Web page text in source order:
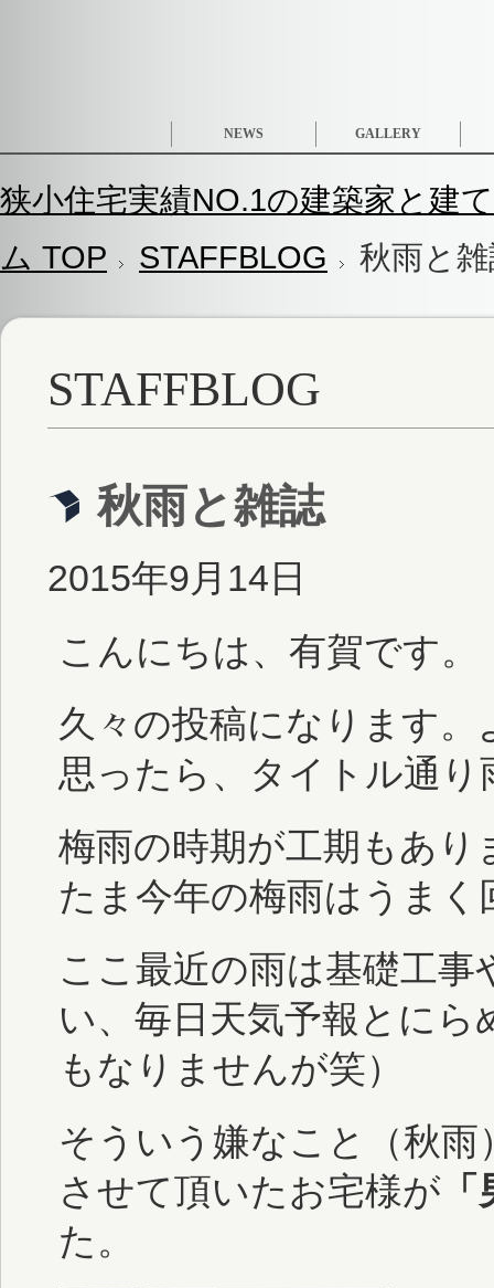
NEWS GALLERY
狭小住宅実績NO.1の建築家と建
ム TOP
STAFFBLOG 秋雨と
STAFFBLOG
秋雨と雑誌
2015年9月14日
こんにちは、有賀です。
久々の投稿になります
思ったら、タイトル通
梅雨の時期が工期もあ
たま今年の梅雨はうま
ここ最近の雨は基礎工
い、毎日天気予報とに
もなりませんが笑）
そういう嫌なこと（秋
させて頂いたお宅様が
た。